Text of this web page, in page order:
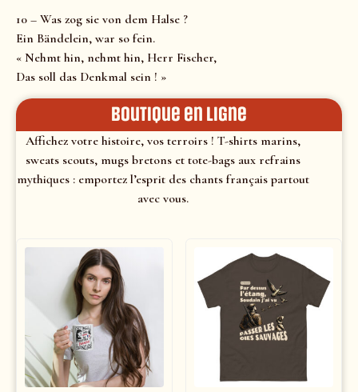
10 – Was zog sie von dem Halse ?
Ein Bändelein, war so fein.
« Nehmt hin, nehmt hin, Herr Fischer,
Das soll das Denkmal sein ! »
Boutique en ligne
Affichez votre histoire, vos terroirs ! T-shirts marins,
sweats scouts, mugs bretons et tote-bags aux refrains
mythiques : emportez l’esprit des chants français partout
avec vous.